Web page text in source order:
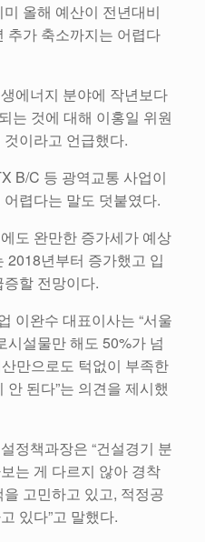
올해 예산이 전년대비
추가 축소까지는 어렵다
에너지 분야에 작년보다
는 것에 대해 이홍일 위원
이라고 언급했다.
B/C 등 광역교통 사업이
렵다는 말도 덧붙였다.
도 완만한 증가세가 예상
2018년부터 증가했고 입
할 전망이다.
이완수 대표이사는 “서울
시설물만 해도 50%가 넘
만으로도 턱없이 부족한
된다”는 의견을 제시했
정책과장은 “건설경기 분
는 게 다르지 않아 경착
고민하고 있고, 적정공
있다”고 말했다.